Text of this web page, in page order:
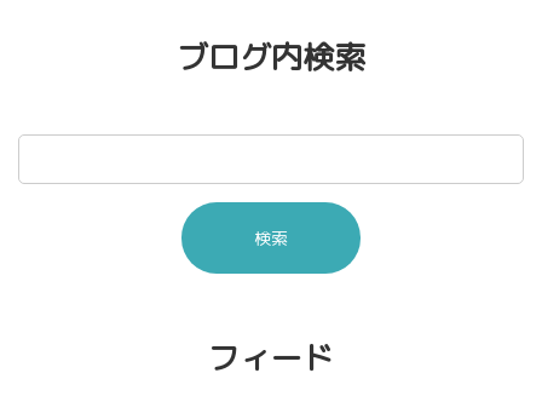
ブログ内検索
フィード